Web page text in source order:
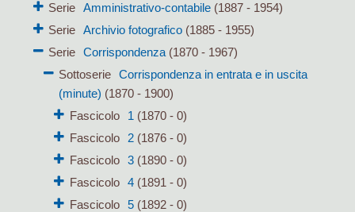
Serie Amministrativo-contabile(1887 - 1954)
Serie Archivio fotografico(1885 - 1955)
Serie Corrispondenza(1870 - 1967)
Sottoserie
Corrispondenza in entrata e in uscita
(minute) (1870 - 1900)
Fascicolo
1 (1870 - 0)
Fascicolo
2(1876 - 0)
Fascicolo
3(1890 - 0)
Fascicolo
4(1891 - 0)
Fascicolo
5(1892 - 0)